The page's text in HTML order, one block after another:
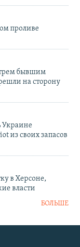
проливе
бывшим
на сторону
Украине
из своих запасов
в Херсоне,
власти
БОЛЬШЕ